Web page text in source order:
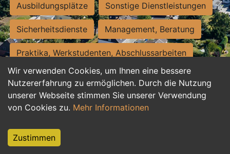
Wir verwenden Cookies, um Ihnen eine bessere
Nutzererfahrung zu ermöglichen. Durch die Nutzung
unserer Webseite stimmen Sie unserer Verwendung
von Cookies zu. Mehr Informationen
Zustimmen
Ausbildungsplätze Sonstige Dienstleistungen
Sicherheitsdienste Management, Beratung
Praktika, Werkstudenten, Abschlussarbeiten
Personalwesen Assistenz, Sekretariat
Hilfskräfte, Aushilfs- und Nebenjobs
Weiterbildung, Studium, duale Ausbildung